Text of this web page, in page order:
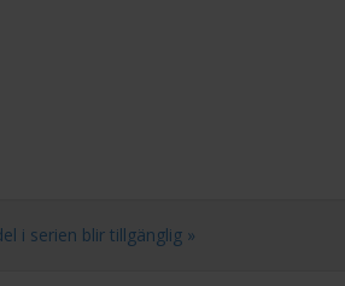
i serien blir tillgänglig »